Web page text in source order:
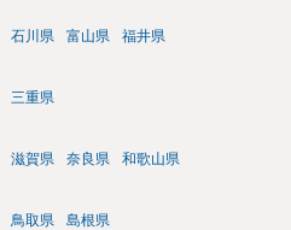
石川県 富山県 福井県
三重県
滋賀県 奈良県 和歌山県
鳥取県 島根県